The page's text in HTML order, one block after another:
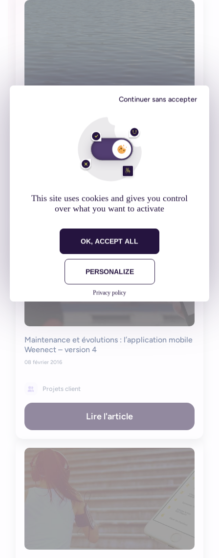
This site uses cookies and gives you control
over what you want to activate
OK, ACCEPT ALL
Continuer sans accepter
PERSONALIZE
Privacy policy
gratuitement le jeu iPad Sail Chase
Lire l'article
Maintenance et évolutions : l’application mobile
Weenect – version 4
08 février 2016
Projets client
Lire l'article